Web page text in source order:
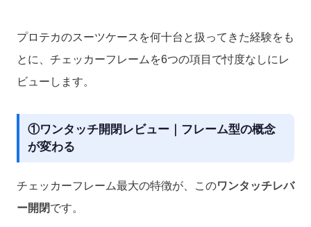
プロテカのスーツケースを何十台と扱ってきた経験をも
とに、チェッカーフレームを6つの項目で忖度なしにレ
ビューします。
①ワンタッチ開閉レビュー｜フレーム型の概念
が変わる
チェッカーフレーム最大の特徴が、このワンタッチレバ
ー開閉です。